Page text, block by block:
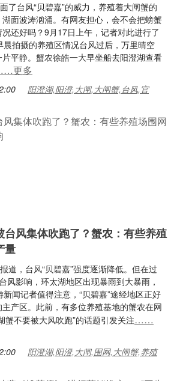
了台风“贝碧嘉”的威力，养殖着大闸蟹的
面波涛汹涌。有网友担心，会不会把螃蟹
还好吗？9月17日上午，记者对此进行了
拍摄的养殖区情况台风过后，万里晴空
平静。蟹农徐皓一大早坐船去阳澄湖查看
更多
阳澄湖,阳澄,大闸,大闸蟹,台风,官
台风集体吹跑了？蟹农：有些养殖
量
道，台风“贝碧嘉”强度逐渐降低。但在过
风影响，环太湖地区出现暴雨到大暴雨，
闻记者值得注意，“贝碧嘉”途经地区正好
产区。此前，有多位养殖基地的蟹农在网
蟹不要被大风吹跑”的话题引发关注……
阳澄湖,阳澄,大闸,围网,大闸蟹,养殖